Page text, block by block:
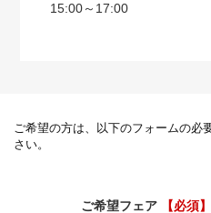
15:00～17:00